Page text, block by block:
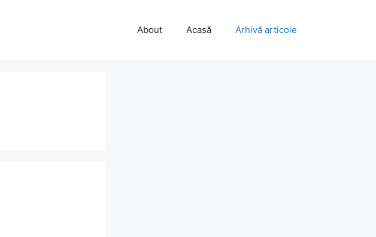
About Acasă Arhivă articole